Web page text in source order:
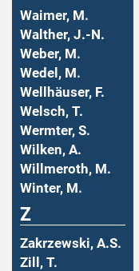
Waimer, M.
Walther, J.-N.
Weber, M.
Wedel, M.
Wellhäuser, F.
Welsch, T.
Wermter, S.
Wilken, A.
Willmeroth, M.
Winter, M.
Z
Zakrzewski, A.S.
Zill, T.